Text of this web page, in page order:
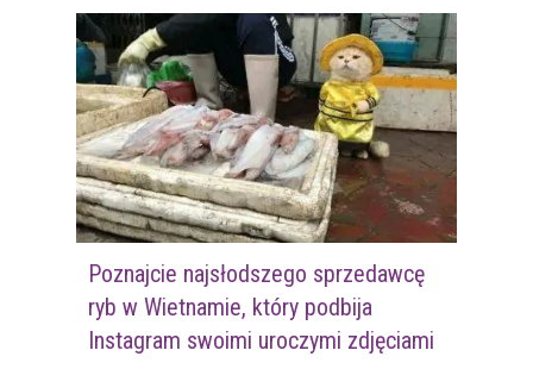
Poznajcie najsłodszego sprzedawcę
ryb w Wietnamie, który podbija
Instagram swoimi uroczymi zdjęciami